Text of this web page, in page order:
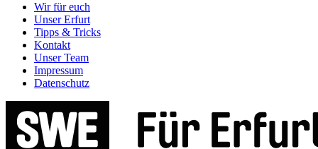
Wir für euch
Unser Erfurt
Tipps & Tricks
Kontakt
Unser Team
Impressum
Datenschutz